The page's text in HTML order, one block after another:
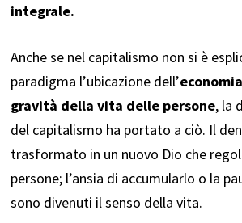
integrale.
Anche se nel capitalismo non si è
paradigma l’ubicazione dell’
gravità della vita delle persone, la
del capitalismo ha portato a ciò. Il
trasformato in un nuovo Dio che
persone; l’ansia di accumularlo o la
sono divenuti il senso della vita.